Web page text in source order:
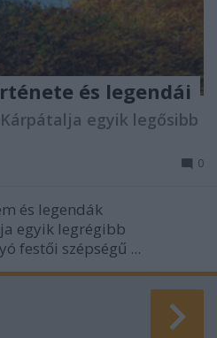
és legendái
egyik legősibb
0
és legendák
egyik legrégibb
festői szépségű ...